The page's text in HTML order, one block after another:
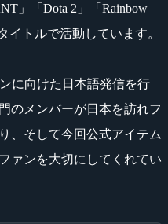
」「Dota 2」「Rainbow
イトルで活動しています。
に向けた日本語発信を行
のメンバーが日本を訪れフ
、そして今回公式アイテム
ァンを大切にしてくれてい